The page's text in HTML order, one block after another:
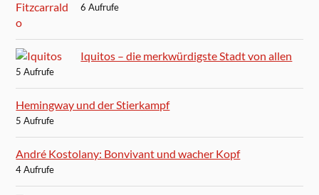
6 Aufrufe
Iquitos – die merkwürdigste Stadt von allen
5 Aufrufe
Hemingway und der Stierkampf
5 Aufrufe
André Kostolany: Bonvivant und wacher Kopf
4 Aufrufe